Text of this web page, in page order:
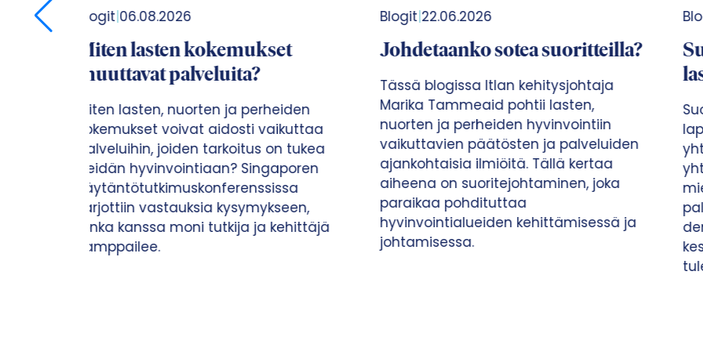
Blogit|22.06.2026
Johdetaanko sotea suoritteilla?
Tässä blogissa Itlan kehitysjohtaja
Marika Tammeaid pohtii lasten,
nuorten ja perheiden hyvinvointiin
vaikuttavien päätösten ja palveluiden
ajankohtaisia ilmiöitä. Tällä kertaa
aiheena on suoritejohtaminen, joka
paraikaa pohdituttaa
hyvinvointialueiden kehittämisessä ja
johtamisessa.
Blogit|16.06.2026
Suomella ei ole varaa menettää
lasten ja nuorten luottamusta
Suomen kriisinkestävyys rakennetaan
lapsuudessa, nuoruudessa ja arjen
yhteisöissä. Vahvistamalla
yhteisöllisyyttä, vanhemmuutta,
mielenterveyttä ja vaikuttavia
palveluja rakennamme perustaa
demokraattiselle yhteiskunnalle,
kestävälle taloudelle ja nuorten